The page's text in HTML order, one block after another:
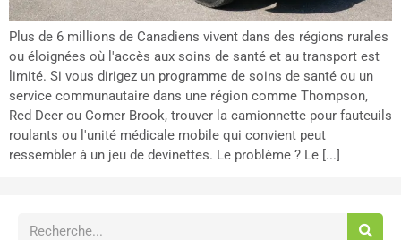
Plus de 6 millions de Canadiens vivent dans des régions rurales
ou éloignées où l'accès aux soins de santé et au transport est
limité. Si vous dirigez un programme de soins de santé ou un
service communautaire dans une région comme Thompson,
Red Deer ou Corner Brook, trouver la camionnette pour fauteuils
roulants ou l'unité médicale mobile qui convient peut
ressembler à un jeu de devinettes. Le problème ? Le [...]